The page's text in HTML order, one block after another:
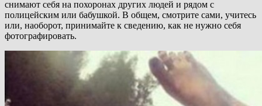
снимают себя на похоронах других людей и рядом с
полицейским или бабушкой. В общем, смотрите сами, учитесь
или, наоборот, принимайте к сведению, как не нужно себя
фотографировать.